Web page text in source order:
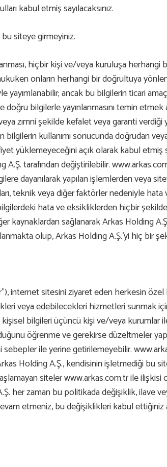
kabul etmiş sayılacaksınız.
siteye girmeyiniz.
hiçbir kişi ve/veya kuruluşa
onların herhangi bir doğrultuya
ancak bu bilgilerin ticari
bilgilerle yayınlanmasını temin
zımni şekilde kefalet veya garanti
bilgilerin kullanımı sonucunda doğrudan
yüklemeyeceğini açık olarak kabul etmiş
A.Ş. tarafından değiştirilebilir.
dayanılarak yapılan işlemlerden veya
teknik veya diğer faktörler nedeniyle hata
hata ve eksikliklerden hiçbir
kaynaklardan sağlanarak Arkas Holding
olup, Arkas Holding A.Ş.’yi hiç bir
internet sitesini ziyaret eden herkesin
veya edebilecekleri hizmetleri sunmak
bilgileri üçüncü kişi ve/veya kurumlar
öğrenme ve gerekirse düzeltmeler
ile yerine getirilemeyebilir.
Holding A.Ş., kendisinin işletmediği
siteler www.arkas.com.tr ile ilişkisi
her zaman bu politikada değişiklik, ilave
etmeniz, bu değişiklikleri kabul ettiğiniz